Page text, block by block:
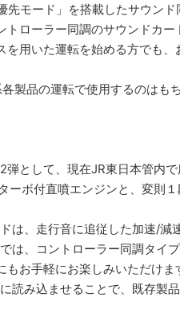
モード」を搭載したサウン
トローラー同調のサウンドカ
用いた運転を始める方でも、
製品の運転で使用するのはも
として、現在JR東日本管内で
ボ付直噴エンジンと、変則
、走行音に追従した加速/減
、コントローラー同調タイ
お手軽にお楽しみいただけま
み込ませることで、既存製